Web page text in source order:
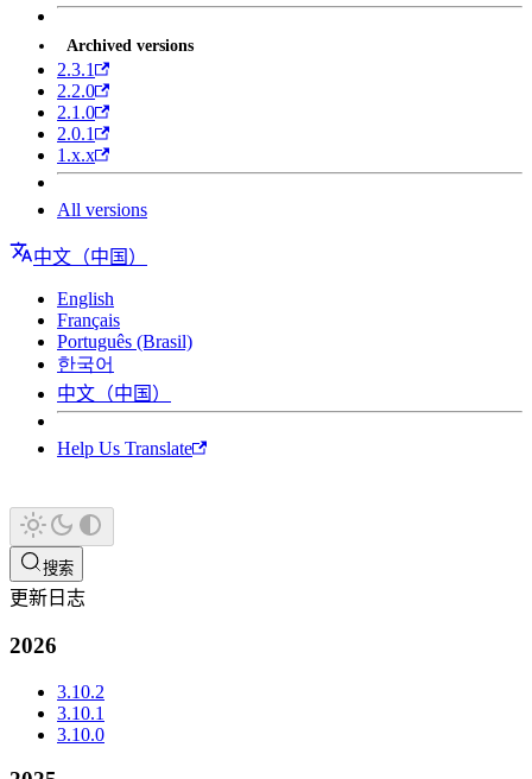
Archived versions
2.3.1
2.2.0
2.1.0
2.0.1
1.x.x
All versions
中文（中国）
English
Français
Português (Brasil)
한국어
中文（中国）
Help Us Translate
搜索
更新日志
2026
3.10.2
3.10.1
3.10.0